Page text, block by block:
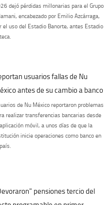
dejó pérdidas millonarias para el Grupo
encabezado por Emilio Azcárraga,
el uso del Estadio Banorte, antes Estadio
usuarios fallas de Nu
antes de su cambio a banco
de Nu México reportaron problemas
realizar transferencias bancarias desde
móvil, a unos días de que la
inicie operaciones como banco en
pensiones tercio del